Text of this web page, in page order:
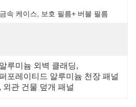
속 케이스, 보호 필름+ 버블 필름
알루미늄 외벽 클래딩,
퍼포레이티드 알루미늄 천장 패널
, 외관 건물 덮개 패널